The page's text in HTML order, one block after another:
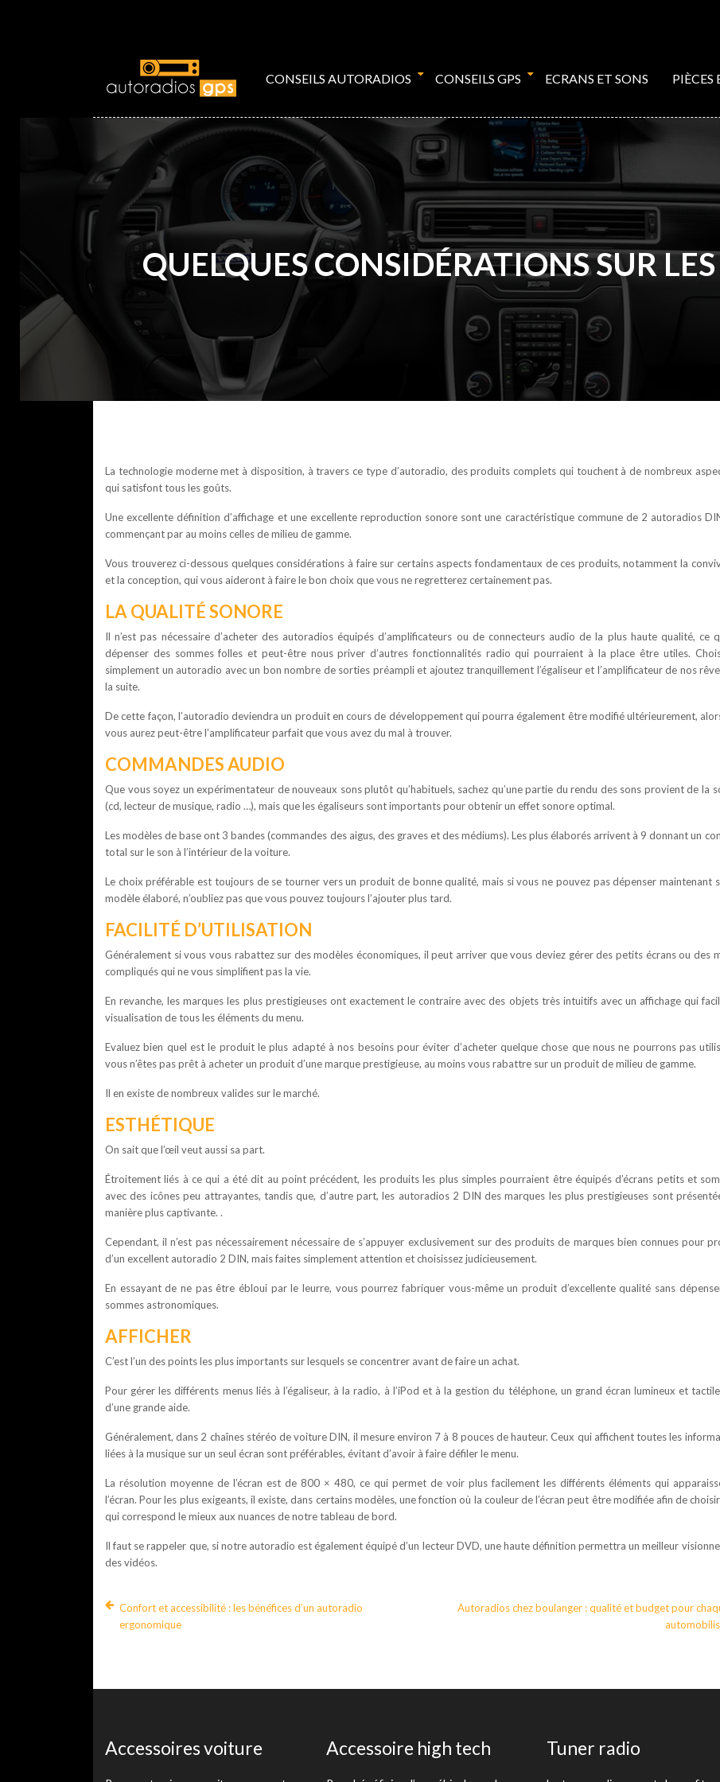
CONSEILS AUTORADIOS CONSEILS GPS ECRANS ET SONS PIÈCES
QUELQUES CONSIDÉRATIONS SUR
La technologie moderne met à disposition, à travers ce type d’autoradio, des produits complets qui touchent à de nombreux
qui satisfont tous les goûts.
Une excellente définition d’affichage et une excellente reproduction sonore sont une caractéristique commune de 2 autoradios
commençant par au moins celles de milieu de gamme.
Vous trouverez ci-dessous quelques considérations à faire sur certains aspects fondamentaux de ces produits, notamment la
et la conception, qui vous aideront à faire le bon choix que vous ne regretterez certainement pas.
LA QUALITÉ SONORE
Il n’est pas nécessaire d’acheter des autoradios équipés d’amplificateurs ou de connecteurs audio de la plus haute qualité, ce
dépenser des sommes folles et peut-être nous priver d’autres fonctionnalités radio qui pourraient à la place être utiles.
simplement un autoradio avec un bon nombre de sorties préampli et ajoutez tranquillement l’égaliseur et l’amplificateur de nos
la suite.
De cette façon, l’autoradio deviendra un produit en cours de développement qui pourra également être modifié ultérieurement,
vous aurez peut-être l’amplificateur parfait que vous avez du mal à trouver.
COMMANDES AUDIO
Que vous soyez un expérimentateur de nouveaux sons plutôt qu’habituels, sachez qu’une partie du rendu des sons provient de la
(cd, lecteur de musique, radio …), mais que les égaliseurs sont importants pour obtenir un effet sonore optimal.
Les modèles de base ont 3 bandes (commandes des aigus, des graves et des médiums). Les plus élaborés arrivent à 9 donnant un
total sur le son à l’intérieur de la voiture.
Le choix préférable est toujours de se tourner vers un produit de bonne qualité, mais si vous ne pouvez pas dépenser maintenant
modèle élaboré, n’oubliez pas que vous pouvez toujours l’ajouter plus tard.
FACILITÉ D’UTILISATION
Généralement si vous vous rabattez sur des modèles économiques, il peut arriver que vous deviez gérer des petits écrans ou des
compliqués qui ne vous simplifient pas la vie.
En revanche, les marques les plus prestigieuses ont exactement le contraire avec des objets très intuitifs avec un affichage qui
visualisation de tous les éléments du menu.
Evaluez bien quel est le produit le plus adapté à nos besoins pour éviter d’acheter quelque chose que nous ne pourrons pas
vous n’êtes pas prêt à acheter un produit d’une marque prestigieuse, au moins vous rabattre sur un produit de milieu de gamme.
Il en existe de nombreux valides sur le marché.
ESTHÉTIQUE
On sait que l’œil veut aussi sa part.
Étroitement liés à ce qui a été dit au point précédent, les produits les plus simples pourraient être équipés d’écrans petits et
avec des icônes peu attrayantes, tandis que, d’autre part, les autoradios 2 DIN des marques les plus prestigieuses sont
manière plus captivante. .
Cependant, il n’est pas nécessairement nécessaire de s’appuyer exclusivement sur des produits de marques bien connues pour
d’un excellent autoradio 2 DIN, mais faites simplement attention et choisissez judicieusement.
En essayant de ne pas être ébloui par le leurre, vous pourrez fabriquer vous-même un produit d’excellente qualité sans
sommes astronomiques.
AFFICHER
C’est l’un des points les plus importants sur lesquels se concentrer avant de faire un achat.
Pour gérer les différents menus liés à l’égaliseur, à la radio, à l’iPod et à la gestion du téléphone, un grand écran lumineux et
d’une grande aide.
Généralement, dans 2 chaînes stéréo de voiture DIN, il mesure environ 7 à 8 pouces de hauteur. Ceux qui affichent toutes les
liées à la musique sur un seul écran sont préférables, évitant d’avoir à faire défiler le menu.
La résolution moyenne de l’écran est de 800 × 480, ce qui permet de voir plus facilement les différents éléments qui
l’écran. Pour les plus exigeants, il existe, dans certains modèles, une fonction où la couleur de l’écran peut être modifiée afin de
qui correspond le mieux aux nuances de notre tableau de bord.
Il faut se rappeler que, si notre autoradio est également équipé d’un lecteur DVD, une haute définition permettra un meilleur
des vidéos.
Confort et accessibilité : les bénéfices d’un autoradio
ergonomique
Autoradios chez boulanger : qualité et budget pour
Accessoires voiture Accessoire high tech Tuner radio